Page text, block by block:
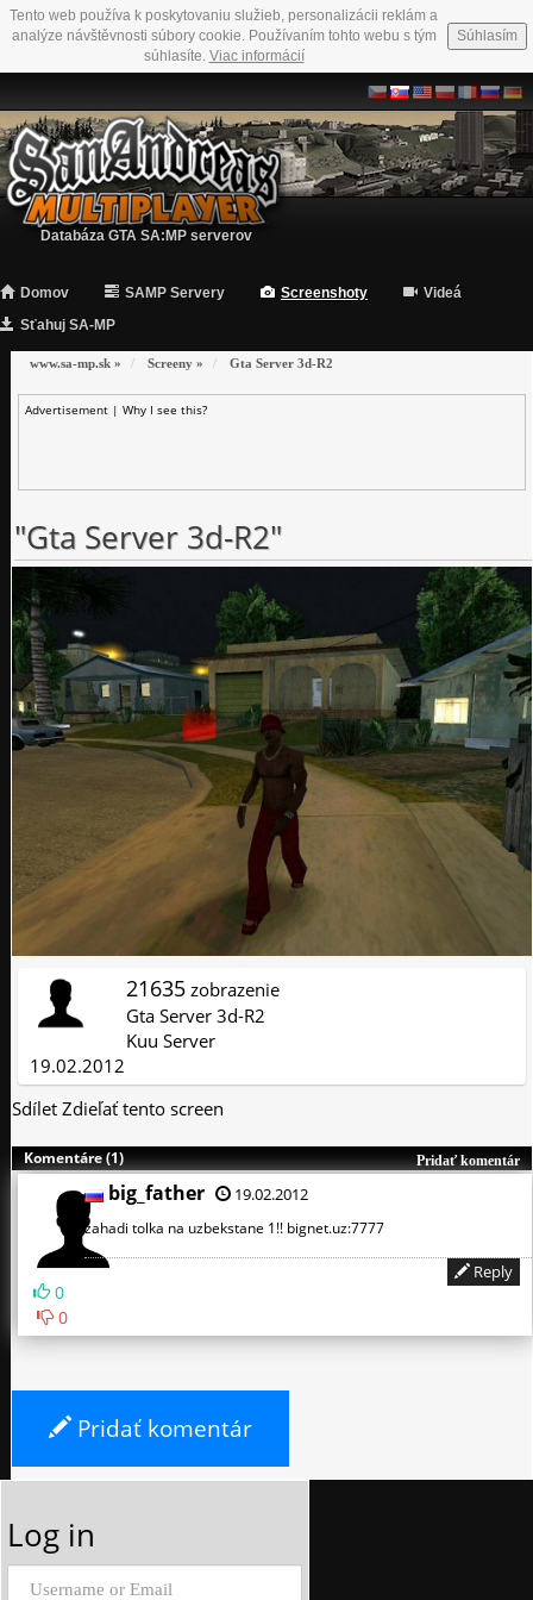
Tento web používa k poskytovaniu služieb, personalizácii reklám a
analýze návštěvnosti súbory cookie. Používaním tohto webu s tým
súhlasíte. Viac informácií
Súhlasím
Databáza GTA SA:MP serverov
Domov SAMP Servery Screenshoty
Videá
Sťahuj SA-MP
www.sa-mp.sk » Screeny » Gta Server 3d-R2
Advertisement | Why I see this?
"Gta Server 3d-R2"
21635 zobrazenie
Gta Server 3d-R2
Kuu Server
19.02.2012
Sdílet Zdieľať tento screen
Pridať komentár
Komentáre (1)
0
0
big_father 19.02.2012
zahadi tolka na uzbekstane 1!! bignet.uz:7777
Reply
Pridať komentár
Log in